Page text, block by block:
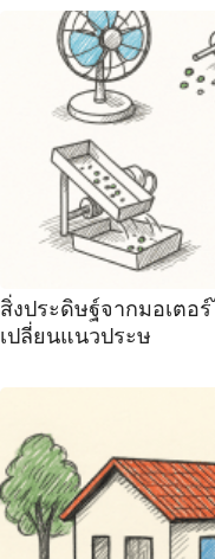
สิ่งประดิษฐ์จากมอเตอ
เปลี่ยนแนวประษ